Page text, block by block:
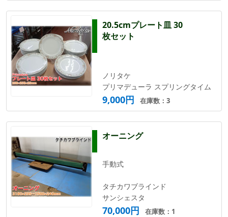
20.5cmプレート皿 30
枚セット
ノリタケ
プリマデューラ スプリングタイム
9,000円 在庫数：3
オーニング
手動式
タチカワブラインド
サンシェスタ
70,000円 在庫数：1